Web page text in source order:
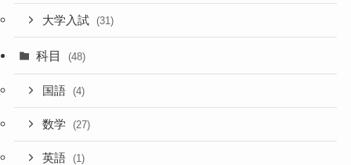
大学入試 (31)
科目 (48)
国語 (4)
数学 (27)
英語 (1)